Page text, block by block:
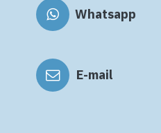
Whatsapp
E-mail